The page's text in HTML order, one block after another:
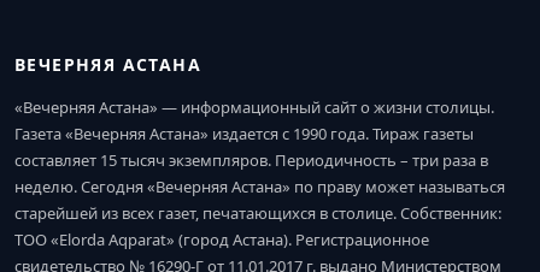
ВЕЧЕРНЯЯ АСТАНА
«Вечерняя Астана» — информационный сайт о жизни столицы.
Газета «Вечерняя Астана» издается с 1990 года. Тираж газеты
составляет 15 тысяч экземпляров. Периодичность – три раза в
неделю. Сегодня «Вечерняя Астана» по праву может называться
старейшей из всех газет, печатающихся в столице. Собственник:
ТОО «Elorda Aqparat» (город Астана). Регистрационное
свидетельство № 16290-Г от 11.01.2017 г. выдано Министерством